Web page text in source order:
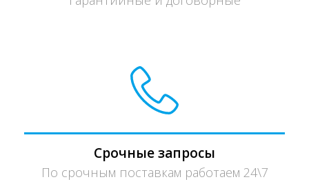
Срочные запросы
По срочным поставкам работаем 24\7